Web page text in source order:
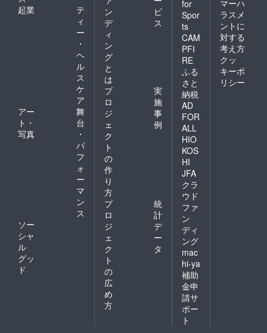
起業
テ
ィ
ー
・
ヘ
ル
ス
ケ
ア
アー
ト・
写真
舞
台
・
パ
フ
ォ
ー
マ
ン
ス
ソー
シャ
ル
グッ
ド
ン
デ
ィ
ン
グ
と
は
ビ
ス
プ
ロ
ジ
ェ
ク
ト
の
作
り
方
実
施
事
例
プ
ロ
ジ
ェ
ク
ト
の
広
め
方
統
計
デ
ー
タ
for
Spor
ts
CAM
PFI
RE
ふる
さと
納税
AD
FOR
ALL
HIO
KOS
HI
JFA
クラ
ウド
ファ
ン
ディ
ング
mac
hi-ya
補助
金申
請サ
ポー
ト
マーハ
ラスメ
ントに
対する
考え方
クッ
キーポ
リシー